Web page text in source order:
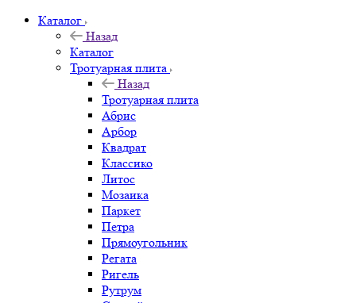
Каталог
Назад
Каталог
Тротуарная плита
Назад
Тротуарная плита
Абрис
Арбор
Квадрат
Классико
Литос
Мозаика
Паркет
Петра
Прямоугольник
Регата
Ригель
Рутрум